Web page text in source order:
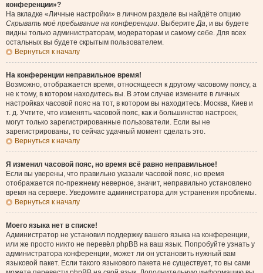
конференции»?
На вкладке «Личные настройки» в личном разделе вы найдёте опцию
Скрывать моё пребывание на конференции. ВыберитеДа, и вы будете
видны только администраторам, модераторам и самому себе. Для всех
остальных вы будете скрытым пользователем.
Вернуться к началу
На конференции неправильное время!
Возможно, отображается время, относящееся к другому часовому поясу, а
не к тому, в котором находитесь вы. В этом случае измените в личных
настройках часовой пояс на тот, в котором вы находитесь: Москва, Киев и
т. д. Учтите, что изменять часовой пояс, как и большинство настроек,
могут только зарегистрированные пользователи. Если вы не
зарегистрированы, то сейчас удачный момент сделать это.
Вернуться к началу
Я изменил часовой пояс, но время всё равно неправильное!
Если вы уверены, что правильно указали часовой пояс, но время
отображается по-прежнему неверное, значит, неправильно установлено
время на сервере. Уведомите администратора для устранения проблемы.
Вернуться к началу
Моего языка нет в списке!
Администратор не установил поддержку вашего языка на конференции,
или же просто никто не перевёл phpBB на ваш язык. Попробуйте узнать у
администратора конференции, может ли он установить нужный вам
языковой пакет. Если такого языкового пакета не существует, то вы сами